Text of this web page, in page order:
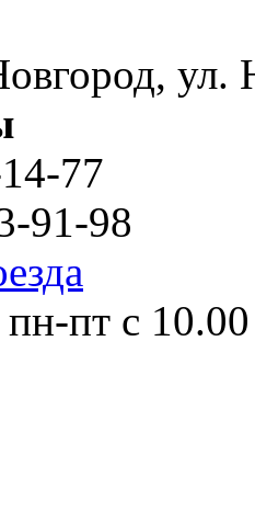
ул.
77
91-98
пн-пт с